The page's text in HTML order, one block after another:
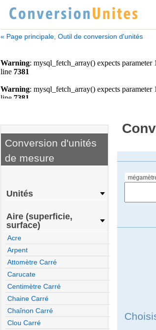
« Page principale, Outil de conversion d'unités
Conversion d'unités
de mesure
Unités
Aire (superficie,
surface)
Acre
Arpent
Attomètre Carré
Carucate
Centimètre Carré
Chaine Carré
Chaînon Carré
Clou Carré